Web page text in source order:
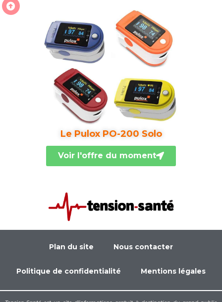
Le Pulox PO-200 Solo
Voir l'offre du moment
Plan du site Nous contacter
Politique de confidentialité Mentions légales